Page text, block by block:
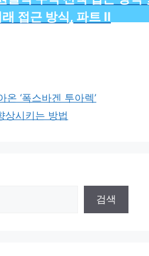
접근 방식, 파트 II
‘폭스바겐 투아렉’
상시키는 방법
검색